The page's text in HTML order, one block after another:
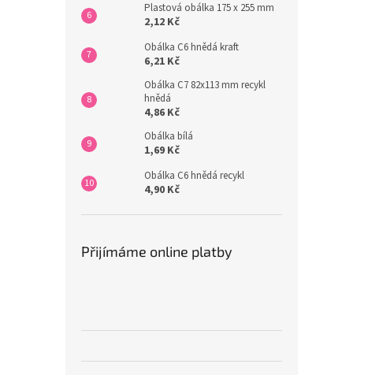
Plastová obálka 175 x 255 mm
2,12 Kč
Obálka C6 hnědá kraft
6,21 Kč
Obálka C7 82x113 mm recykl
hnědá
4,86 Kč
Obálka bílá
1,69 Kč
Obálka C6 hnědá recykl
4,90 Kč
Přijímáme online platby